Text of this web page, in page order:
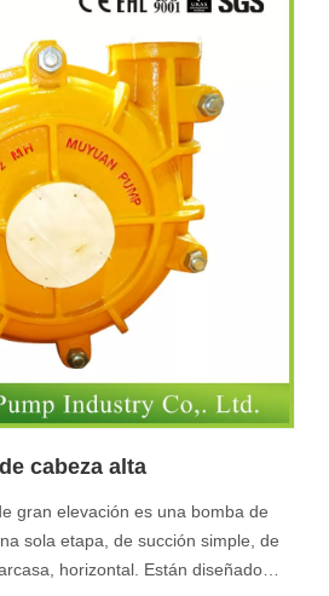
cabeza alta
gran elevación es una bomba de
sola etapa, de succión simple, de
horizontal. Están diseñados